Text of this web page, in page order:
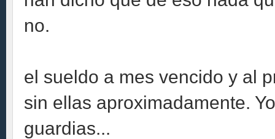
no.
el sueldo a mes vencido y al
sin ellas aproximadamente.
guardias...